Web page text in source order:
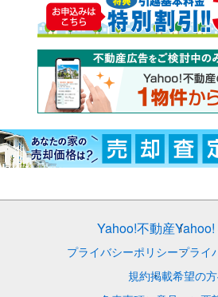
Yahoo!不動産
プライバシーポリシープライ
規約掲載希望の